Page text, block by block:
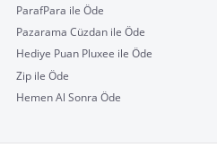
ParafPara ile Öde
Pazarama Cüzdan ile Öde
Hediye Puan Pluxee ile Öde
Zip ile Öde
Hemen Al Sonra Öde